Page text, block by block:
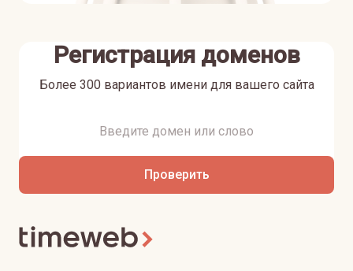
Регистрация доменов
Более 300 вариантов имени для вашего сайта
Проверить